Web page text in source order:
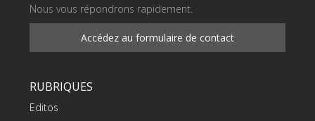
Nous vous répondrons rapidement.
Accédez au formulaire de contact
RUBRIQUES
Editos